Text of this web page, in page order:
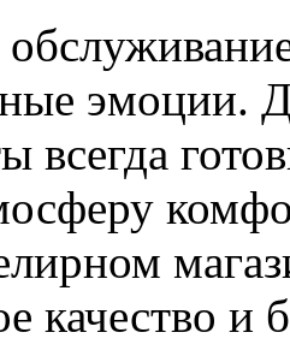
эмоции.
всегда
качество и